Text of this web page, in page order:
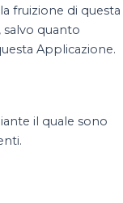
fruizione di questa
quanto
Applicazione.
il quale sono